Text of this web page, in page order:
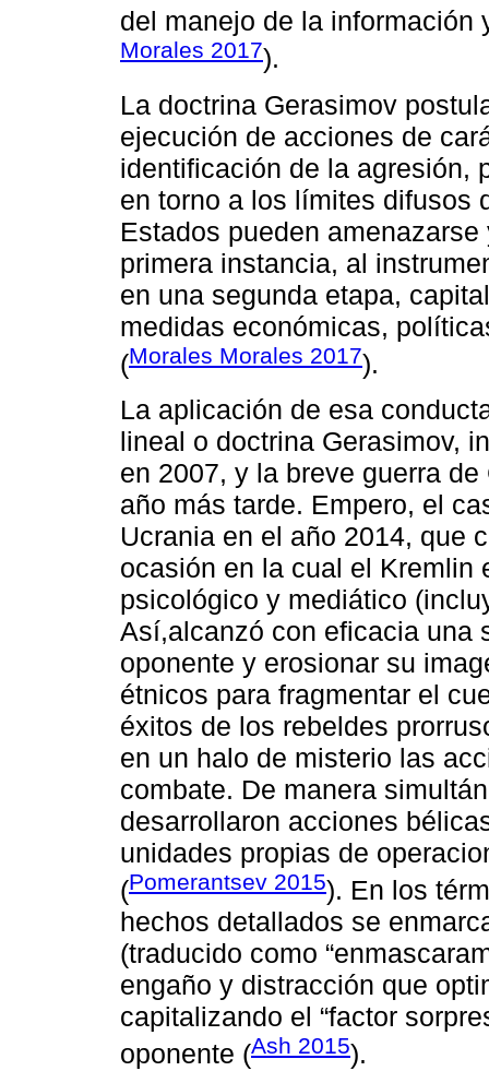
del manejo de la información
Morales 2017).
La doctrina Gerasimov
ejecución de acciones de
identificación de la agresión,
en torno a los límites difusos
Estados pueden
primera instancia, al
en una segunda etapa,
medidas económicas,
(Morales Morales 2017).
La aplicación de esa
lineal o doctrina Gerasimov,
en 2007, y la breve guerra
año más tarde. Empero, el
Ucrania en el año 2014, que
ocasión en la cual el Kremlin
psicológico y mediático
Así,alcanzó con eficacia una
oponente y erosionar su
étnicos para fragmentar el
éxitos de los rebeldes
en un halo de misterio las
combate. De manera
desarrollaron acciones
unidades propias de
(Pomerantsev 2015). En los
hechos detallados se
(traducido como
engaño y distracción que
capitalizando el “factor
oponente (Ash 2015).